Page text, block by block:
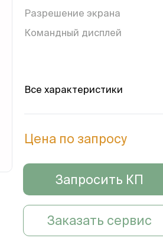
Разрешение экрана
Командный дисплей
разъемов для датчиков
Встроенная батарея
Все характеристики
Цена по запросу
Запросить КП
Заказать сервис